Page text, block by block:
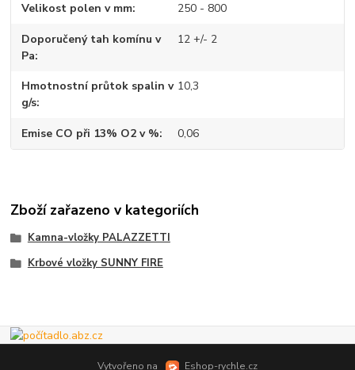
Velikost polen v mm 250 - 800
Doporučený tah komínu v
Pa
12 +/- 2
Hmotnostní průtok spalin v
g/s
10,3
Emise CO při 13% O2 v % 0,06
Zboží zařazeno v kategoriích
Kamna-vložky PALAZZETTI
Krbové vložky SUNNY FIRE
Vytvořeno na Eshop-rychle.cz